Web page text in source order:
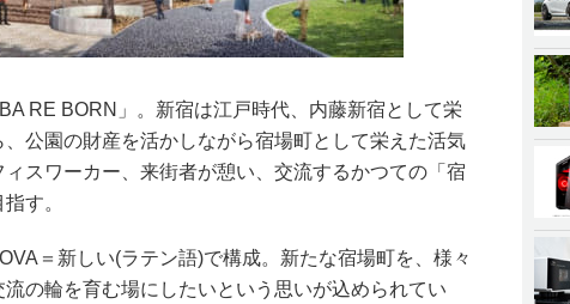
RE BORN」。新宿は江戸時代、内藤新宿として栄
公園の財産を活かしながら宿場町として栄えた活気
スワーカー、来街者が憩い、交流するかつての「宿
す。
＝新しい(ラテン語)で構成。新たな宿場町を、様々
の輪を育む場にしたいという思いが込められてい